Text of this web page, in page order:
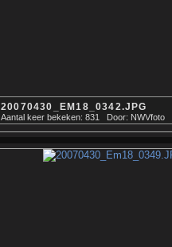
20070430_EM18_0342.JPG
Aantal keer bekeken: 831 Door: NWVfoto